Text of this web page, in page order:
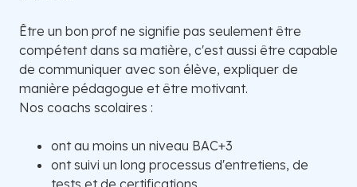
Être un bon prof ne signifie pas seulement être
compétent dans sa matière, c'est aussi être capable
de communiquer avec son élève, expliquer de
manière pédagogue et être motivant.
Nos coachs scolaires :
ont au moins un niveau BAC+3
ont suivi un long processus d'entretiens, de